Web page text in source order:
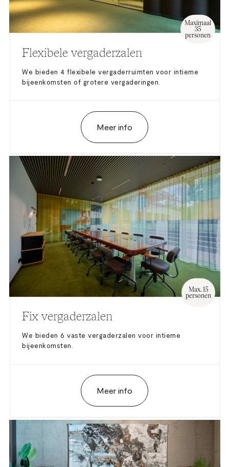
Flexibele vergaderzalen
Maximaal
35
personen
We bieden 4 flexibele vergaderruimten voor intieme
bijeenkomsten of grotere vergaderingen.
Meer info
Fix vergaderzalen
Max. 15
personen
We bieden 6 vaste vergaderzalen voor intieme
bijeenkomsten.
Meer info